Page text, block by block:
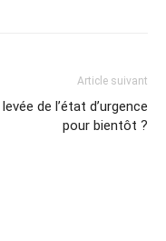
Article suivant
de l’état d’urgence
pour bientôt ?